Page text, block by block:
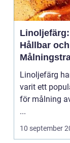
Hållbar
Linoljefärg
varit ett
för målning
...
10 september